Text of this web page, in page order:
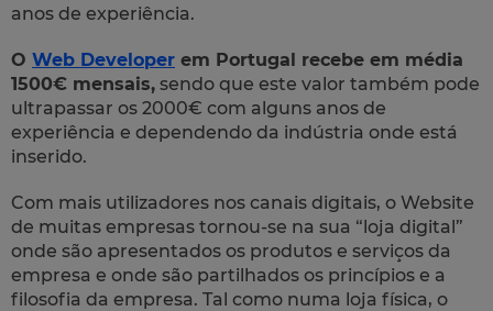
anos de experiência.
O Web Developer em Portugal recebe em média
1500€ mensais, sendo que este valor também pode
ultrapassar os 2000€ com alguns anos de
experiência e dependendo da indústria onde está
inserido.
Com mais utilizadores nos canais digitais, o Website
de muitas empresas tornou-se na sua “loja digital”
onde são apresentados os produtos e serviços da
empresa e onde são partilhados os princípios e a
filosofia da empresa. Tal como numa loja física, o